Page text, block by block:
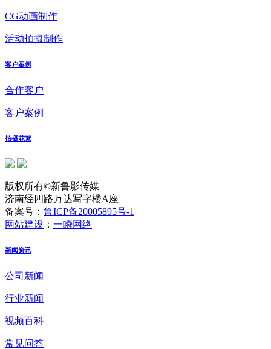
CG动画制作
活动拍摄制作
客户案例
合作客户
客户案例
拍摄花絮
版权所有©新鲁影传媒
济南经四路万达写字楼A座
备案号： 鲁ICP备20005895号-1
网站建设 ： 一瞬网络
新闻资讯
公司新闻
行业新闻
视频百科
常见问答